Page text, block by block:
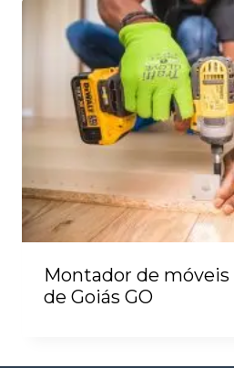
Montador de
de Goiás GO